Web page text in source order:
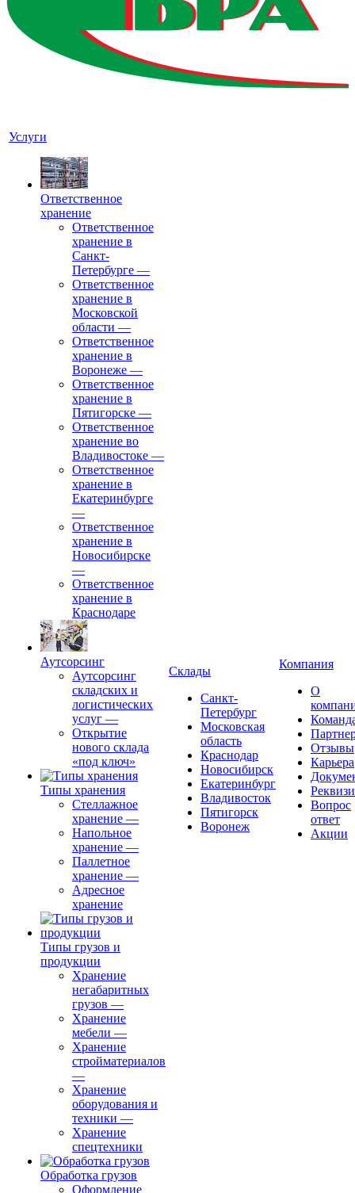
Услуги
Ответственное
хранение
Ответственное
хранение в
Санкт-
Петербурге —
Ответственное
хранение в
Московской
области —
Ответственное
хранение в
Воронеже —
Ответственное
хранение в
Пятигорске —
Ответственное
хранение во
Владивостоке —
Ответственное
хранение в
Екатеринбурге
—
Ответственное
хранение в
Новосибирске
—
Ответственное
хранение в
Краснодаре
Аутсорсинг
Аутсорсинг
складских и
логистических
услуг —
Открытие
нового склада
«под ключ»
Типы хранения
Стеллажное
хранение —
Напольное
хранение —
Паллетное
хранение —
Адресное
хранение
Типы грузов и
продукции
Хранение
негабаритных
грузов —
Хранение
мебели —
Хранение
стройматериалов
—
Хранение
оборудования и
техники —
Хранение
спецтехники
Обработка грузов
Оформление
Склады
Санкт-
Петербург
Московская
область
Краснодар
Новосибирск
Екатеринбург
Владивосток
Пятигорск
Воронеж
Компания
О
Отзывы
Карьера
Вопрос
ответ
Акции